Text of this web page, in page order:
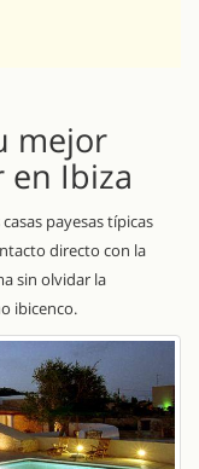
mejor
en Ibiza
payesas típicas
directo con la
sin olvidar la
ibicenco.